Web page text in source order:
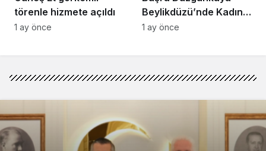
törenle hizmete açıldı
1 ay önce
Beylikdüzü’nde Kadın
Girişimcilerle Buluştu
1 ay önce